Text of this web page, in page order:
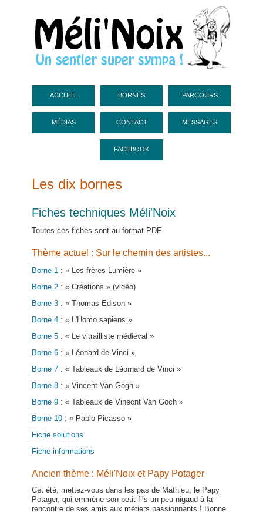
accueil bornes parcours
médias contact messages
facebook
Les dix bornes
Fiches techniques Méli'Noix
Toutes ces fiches sont au format PDF
Thème actuel : Sur le chemin des artistes...
Borne 1 : « Les frères Lumière »
Borne 2 : « Créations » (vidéo)
Borne 3 : « Thomas Edison »
Borne 4 : « L'Homo sapiens »
Borne 5 : « Le vitrailliste médiéval »
Borne 6 : « Léonard de Vinci »
Borne 7 : « Tableaux de Léornard de Vinci »
Borne 8 : « Vincent Van Gogh »
Borne 9 : « Tableaux de Vinecnt Van Goch »
Borne 10 : « Pablo Picasso »
Fiche solutions
Fiche informations
Ancien thème : Méli'Noix et Papy Potager
Cet été, mettez-vous dans les pas de Mathieu, le Papy
Potager, qui emmène son petit-fils un peu nigaud à la
rencontre de ses amis aux métiers passionnants ! Bonne